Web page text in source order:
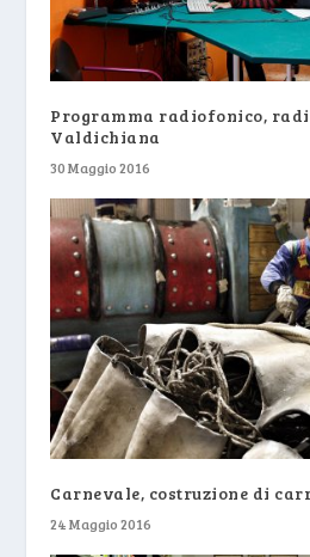
Programma radiofonico,
Valdichiana
30 Maggio 2016
Carnevale, costruzione di
24 Maggio 2016